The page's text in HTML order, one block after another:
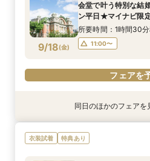
9/17(木) 10:00〜
フェアを予
9/17(木) 11:00〜
フェアを予
9/18(金)
会堂で叶う特別な結
ン平日★マイナビ限
所要時間：1時間30
11:00〜
フェアを
特典あり
【フォト相談会】国
会堂で叶えるフォト
【月に数日のみ】国
会堂で叶う特別な結
同日のほかのフェアを
衣装試着 特典あり